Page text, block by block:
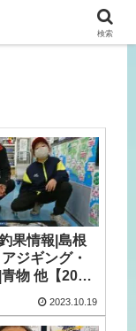
かせ！
果情報|島根
ジギング・
物 他【2023
2023.10.19
検索